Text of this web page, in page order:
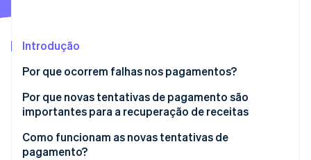
Prevenção de fraudes
Incorporação de startups
Climate
Remoção de carbono
Identity
Verificação de identidade
Stripe App Marketplace
Introdução
Por que ocorrem falhas nos pagamentos?
Motivos técnicos
Motivos relacionados ao cliente
Motivos relacionados à empresa
Por que novas tentativas de pagamento são
importantes para a recuperação de receitas
Como funcionam as novas tentativas de
pagamento?